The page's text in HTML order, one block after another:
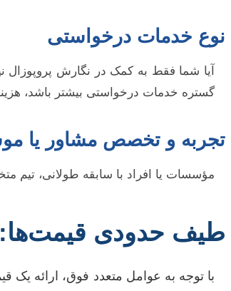
نوع خدمات درخواستی
آیا شما فقط به کمک در نگارش پروپوزال
گستره خدمات درخواستی بیشتر باشد،
تجربه و تخصص مشاور یا
مؤسسات یا افراد با سابقه طولانی، تیم
طیف حدودی قیمت‌ها:
با توجه به عوامل متعدد فوق، ارائه